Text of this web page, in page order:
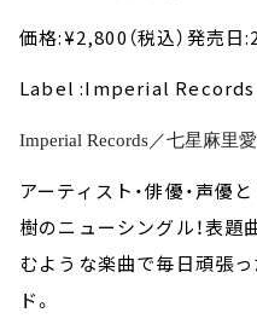
価格:¥2,800（税込）発売日
Label :Imperial
Imperial Records／七星麻里愛
アーティスト・俳優・声優
樹のニューシングル！表
むような楽曲で毎日頑張
ド。